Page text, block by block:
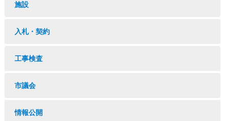
施設
入札・契約
工事検査
市議会
情報公開